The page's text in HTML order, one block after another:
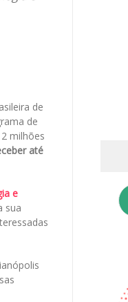
de
de
milhões
até
e
sua